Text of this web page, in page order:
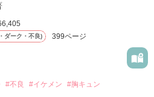
かった。
きだった彼を自分から振った。
いたのに、
、隣の学校で”王子様”と呼ばれる
ダーク・不良) 399ページ
#不良 #イケメン #胸キュン